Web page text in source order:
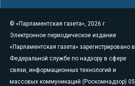
© «Парламентская газета», 2026 г.
Электронное периодическое издание
«Парламентская газета» зарегистрировано в
Федеральной службе по надзору в сфере
связи, информационных технологий и
массовых коммуникаций (Роскомнадзор) 05